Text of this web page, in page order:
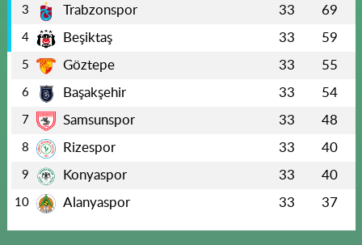
3 Trabzonspor 33 69
4 Beşiktaş 33 59
5 Göztepe 33 55
6 Başakşehir 33 54
7 Samsunspor 33 48
8 Rizespor 33 40
9 Konyaspor 33 40
10 Alanyaspor 33 37